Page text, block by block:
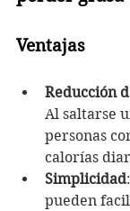
Ventajas
Reducción
Al saltarse
personas
calorías
Simplicidad
pueden